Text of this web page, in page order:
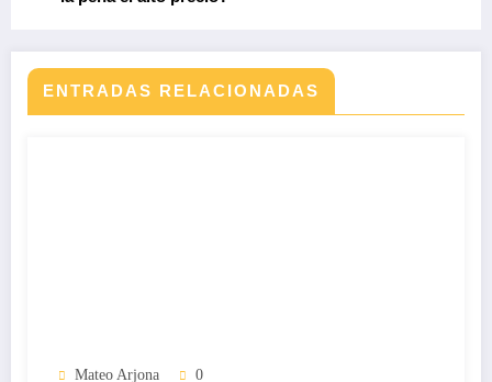
ENTRADAS RELACIONADAS
Mateo Arjona 0